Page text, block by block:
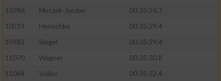
10786
Motzek-Jordan
00:35:26.7
10519
Henschke
00:35:29.4
10983
Siegel
00:35:29.4
11070
Wagner
00:35:30.8
11064
Volles
00:35:32.4